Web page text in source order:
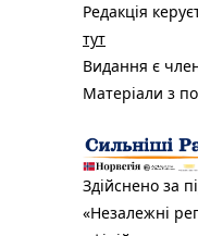
Редакція
тут
Видання є
Матеріали з
Здійснено за
«Незалежні